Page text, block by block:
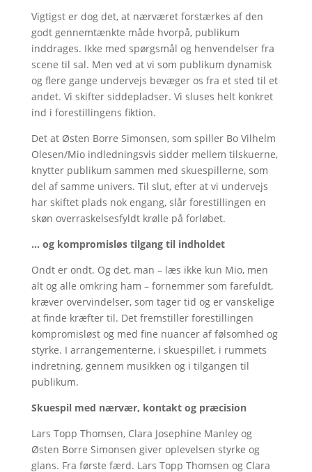
Vigtigst er dog det, at nærværet forstærkes af den
godt gennemtænkte måde hvorpå, publikum
inddrages. Ikke med spørgsmål og henvendelser fra
scene til sal. Men ved at vi som publikum dynamisk
og flere gange undervejs bevæger os fra et sted til et
andet. Vi skifter siddepladser. Vi sluses helt konkret
ind i forestillingens fiktion.
Det at Østen Borre Simonsen, som spiller Bo Vilhelm
Olesen/Mio indledningsvis sidder mellem tilskuerne,
knytter publikum sammen med skuespillerne, som
del af samme univers. Til slut, efter at vi undervejs
har skiftet plads nok engang, slår forestillingen en
skøn overraskelsesfyldt krølle på forløbet.
… og kompromisløs tilgang til indholdet
Ondt er ondt. Og det, man – læs ikke kun Mio, men
alt og alle omkring ham – fornemmer som farefuldt,
kræver overvindelser, som tager tid og er vanskelige
at finde kræfter til. Det fremstiller forestillingen
kompromisløst og med fine nuancer af følsomhed og
styrke. I arrangementerne, i skuespillet, i rummets
indretning, gennem musikken og i tilgangen til
publikum.
Skuespil med nærvær, kontakt og præcision
Lars Topp Thomsen, Clara Josephine Manley og
Østen Borre Simonsen giver oplevelsen styrke og
glans. Fra første færd. Lars Topp Thomsen og Clara